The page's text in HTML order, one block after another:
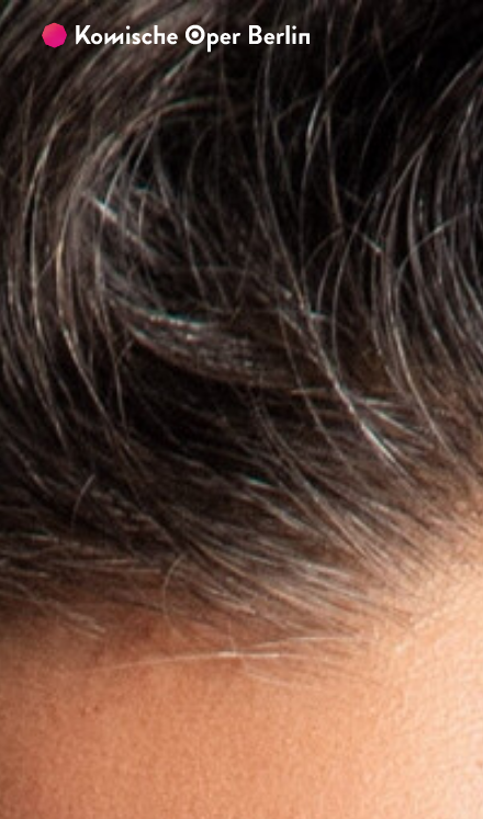
Zum Hauptinhalt springen Zum Footer springen